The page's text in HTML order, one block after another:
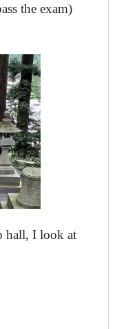
the exam)
hall, I look at